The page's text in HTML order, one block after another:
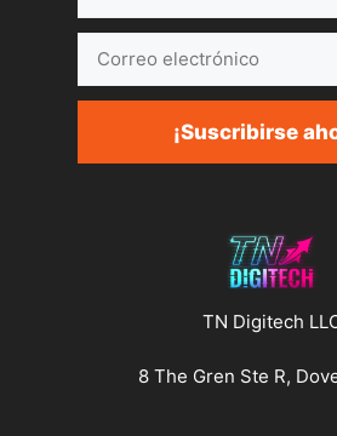
electrónico
¡Suscribirse
TN Digitech
8 The Gren Ste R,